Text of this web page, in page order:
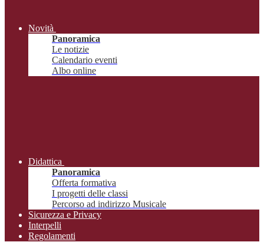
Novità
Panoramica
Le notizie
Calendario eventi
Albo online
Didattica
Panoramica
Offerta formativa
I progetti delle classi
Percorso ad indirizzo Musicale
Sicurezza e Privacy
Interpelli
Regolamenti